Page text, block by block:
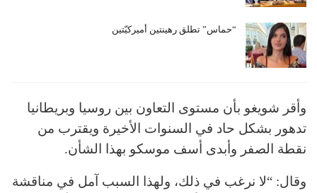
“حماس” تطلق رهينتين أميركيّتين
وأقر شويغو بأن مستوى التعاون بين روسيا وبريطانيا
تدهور بشكل حاد في السنوات الأخيرة ويقترب من
نقطة الصفر وأبدى أسف موسكو بهذا الشأن.
وقال: “لا نرغب في ذلك، ولهذا السبب آمل في مناقشة